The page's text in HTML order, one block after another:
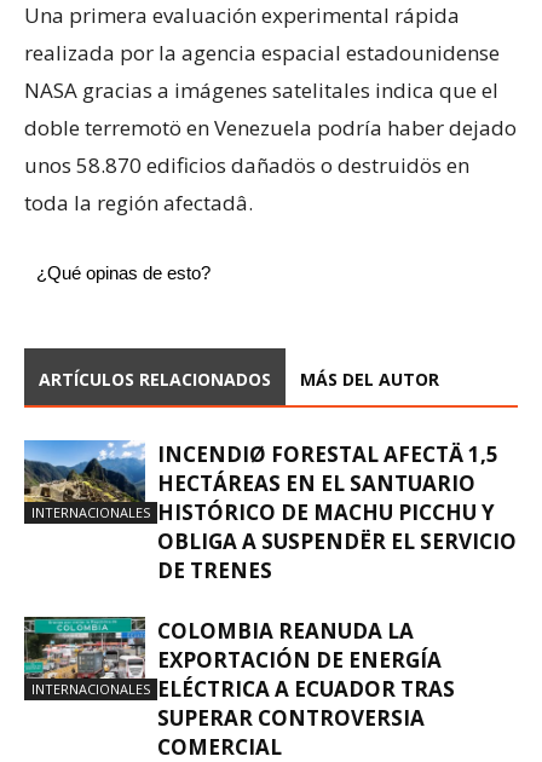
Una primera evaluación experimental rápida
realizada por la agencia espacial estadounidense
NASA gracias a imágenes satelitales indica que el
doble terremotö en Venezuela podría haber dejado
unos 58.870 edificios dañadös o destruidös en
toda la región afectadâ.
¿Qué opinas de esto?
ARTÍCULOS RELACIONADOS MÁS DEL AUTOR
INTERNACIONALES
INCENDIØ FORESTAL AFECTÄ 1,5
HECTÁREAS EN EL SANTUARIO
HISTÓRICO DE MACHU PICCHU Y
OBLIGA A SUSPENDËR EL SERVICIO
DE TRENES
INTERNACIONALES
COLOMBIA REANUDA LA
EXPORTACIÓN DE ENERGÍA
ELÉCTRICA A ECUADOR TRAS
SUPERAR CONTROVERSIA
COMERCIAL